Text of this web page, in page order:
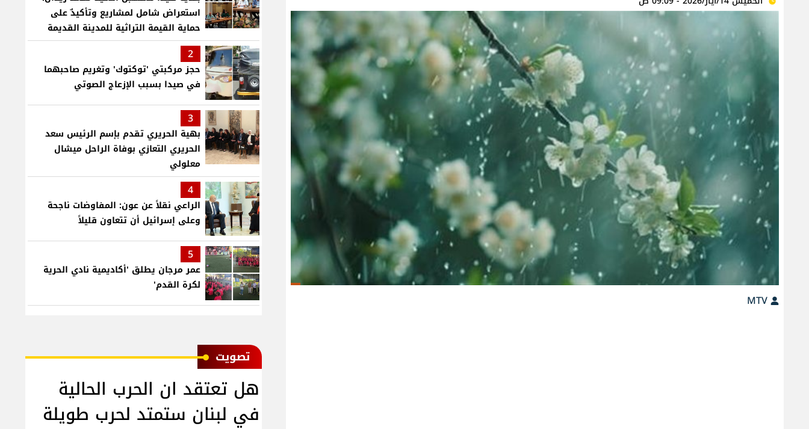
استعراض شامل لمشاريع وتأكيدٌ على
حماية القيمة التراثية للمدينة القديمة
2
حجز مركبتي 'توكتوك' وتغريم صاحبهما
في صيدا بسبب الإزعاج الصوتي
3
بهية الحريري تقدم بإسم الرئيس سعد
الحريري التعازي بوفاة الراحل ميشال
معلولي
4
الراعي نقلاً عن عون: المفاوضات ناجحة
وعلى إسرائيل أن تتعاون قليلاً
5
عمر مرجان يطلق 'أكاديمية نادي الحرية
لكرة القدم'
ﺗﺼﻮﻳﺖ
هل تعتقد ان الحرب الحالية
في لبنان ستمتد لحرب طويلة